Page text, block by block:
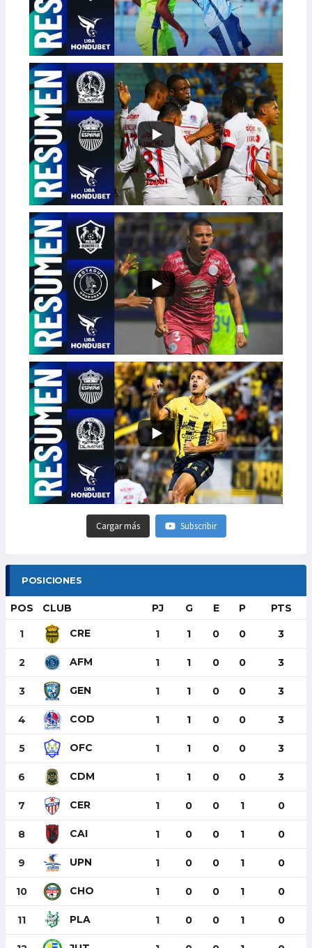
Cargar más Subscribir
POSICIONES
POS CLUB PJ G E P PTS
1 CRE 1 1 0 0 3
2 AFM 1 1 0 0 3
3 GEN 1 1 0 0 3
4 COD 1 1 0 0 3
5 OFC 1 1 0 0 3
6 CDM 1 1 0 0 3
7 CER 1 0 0 1 0
8 CAI 1 0 0 1 0
9 UPN 1 0 0 1 0
10 CHO 1 0 0 1 0
11 PLA 1 0 0 1 0